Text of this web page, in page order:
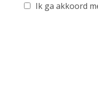
Ik ga akkoord